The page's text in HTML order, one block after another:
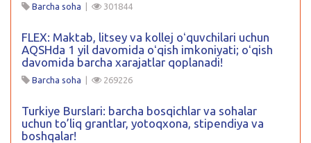
Barcha soha | 301844
FLEX: Maktab, litsey va kollej oʻquvchilari uchun
AQSHda 1 yil davomida oʻqish imkoniyati; oʻqish
davomida barcha xarajatlar qoplanadi!
Barcha soha | 269226
Turkiye Burslari: barcha bosqichlar va sohalar
uchun to’liq grantlar, yotoqxona, stipendiya va
boshqalar!